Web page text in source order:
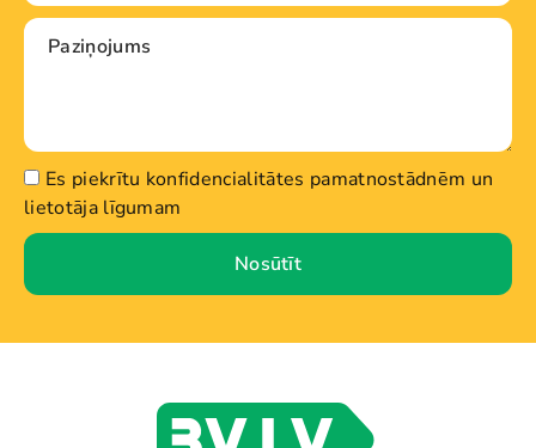
Es piekrītu konfidencialitātes pamatnostādnēm un
lietotāja līgumam
Nosūtīt